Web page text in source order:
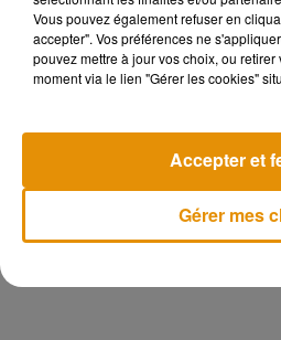
Située à côté d’une faculté, et
choco’laverie bénéficie d’un
au besoin des habitants. Elle est
Vous pouvez également refuser en
accepter". Vos préférences ne
pouvez mettre à jour vos choix, ou
moment via le lien "Gérer les cookies"
Gérer mes
Accepter et